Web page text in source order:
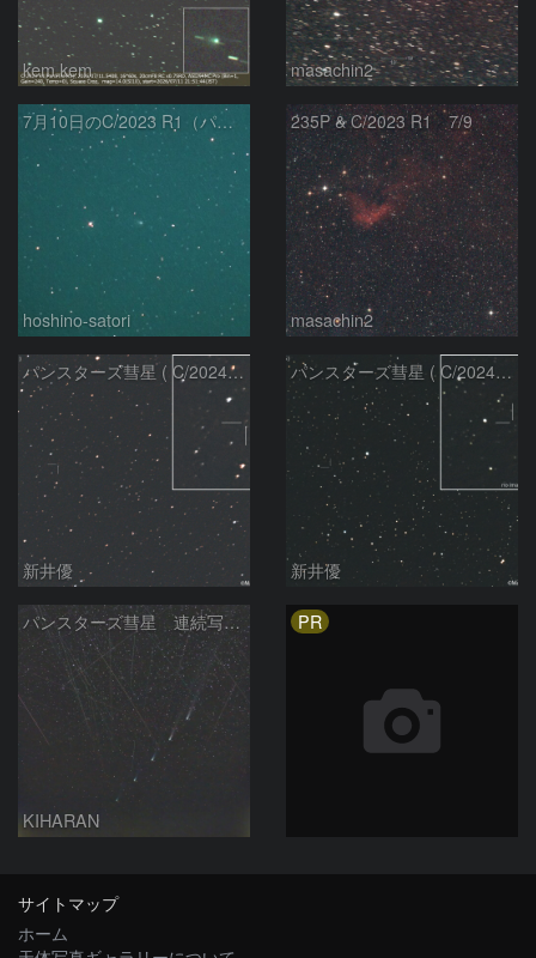
kem.kem masachin2
7月10日のC/2023 R1（パンスターズ彗星）
hoshino-satori
235P & C/2023 R1 7/9
masachin2
パンスターズ彗星 ( C/2024R4 )：2026/06/28
新井優
パンスターズ彗星 ( C/2024G4 )の予報位置：2026/06/23
新井優
パンスターズ彗星 連続写真 再処理
KIHARAN
PR
サイトマップ
ホーム